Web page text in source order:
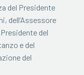
del Presidente
dell’Assessore
del
e del
del